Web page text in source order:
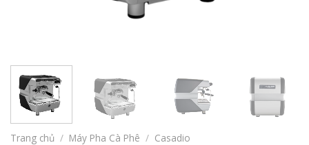
Trang chủ / Máy Pha Cà Phê / Casadio